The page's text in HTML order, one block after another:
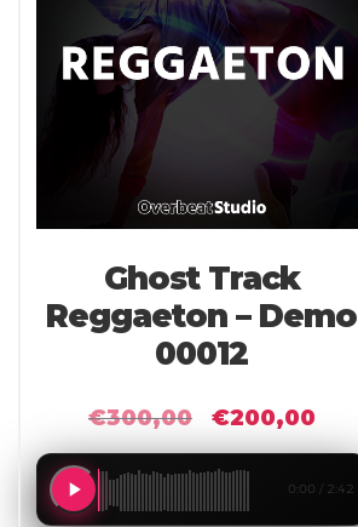
Ghost Track
Reggaeton – Demo
00012
€300,00
Il
originale
era:
€200,00
0:00 / 2:42